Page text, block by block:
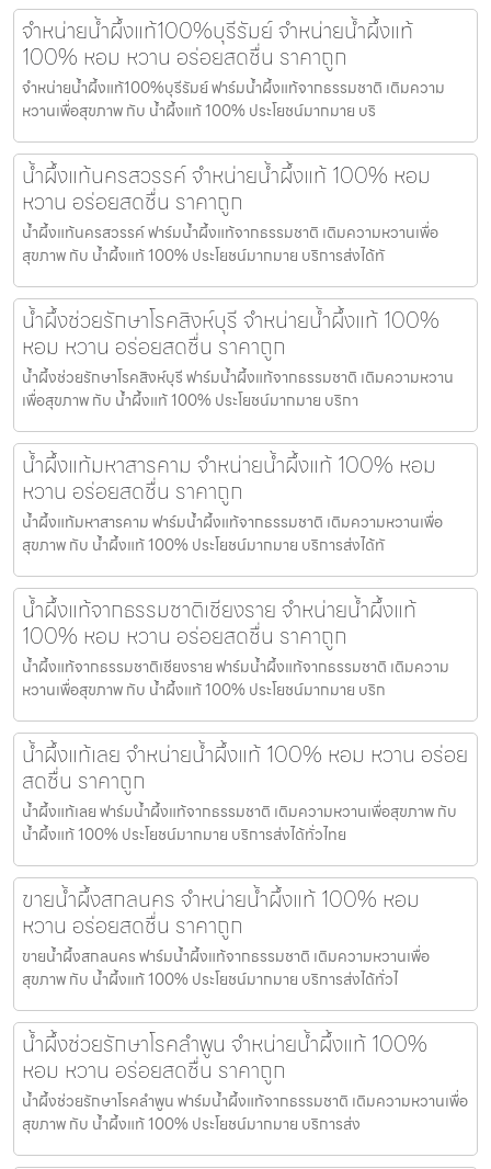
จำหน่ายน้ำผึ้งแท้100%บุรีรัมย์ จำหน่ายน้ำผึ้งแท้
100% หอม หวาน อร่อยสดชื่น ราคาถูก
จำหน่ายน้ำผึ้งแท้100%บุรีรัมย์ ฟาร์มน้ำผึ้งแท้จากธรรมชาติ เติมความ
หวานเพื่อสุขภาพ กับ น้ำผึ้งแท้ 100% ประโยชน์มากมาย บริ
น้ำผึ้งแท้นครสวรรค์ จำหน่ายน้ำผึ้งแท้ 100% หอม
หวาน อร่อยสดชื่น ราคาถูก
น้ำผึ้งแท้นครสวรรค์ ฟาร์มน้ำผึ้งแท้จากธรรมชาติ เติมความหวานเพื่อ
สุขภาพ กับ น้ำผึ้งแท้ 100% ประโยชน์มากมาย บริการส่งได้ทั
น้ำผึ้งช่วยรักษาโรคสิงห์บุรี จำหน่ายน้ำผึ้งแท้ 100%
หอม หวาน อร่อยสดชื่น ราคาถูก
น้ำผึ้งช่วยรักษาโรคสิงห์บุรี ฟาร์มน้ำผึ้งแท้จากธรรมชาติ เติมความหวาน
เพื่อสุขภาพ กับ น้ำผึ้งแท้ 100% ประโยชน์มากมาย บริกา
น้ำผึ้งแท้มหาสารคาม จำหน่ายน้ำผึ้งแท้ 100% หอม
หวาน อร่อยสดชื่น ราคาถูก
น้ำผึ้งแท้มหาสารคาม ฟาร์มน้ำผึ้งแท้จากธรรมชาติ เติมความหวานเพื่อ
สุขภาพ กับ น้ำผึ้งแท้ 100% ประโยชน์มากมาย บริการส่งได้ทั
น้ำผึ้งแท้จากธรรมชาติเชียงราย จำหน่ายน้ำผึ้งแท้
100% หอม หวาน อร่อยสดชื่น ราคาถูก
น้ำผึ้งแท้จากธรรมชาติเชียงราย ฟาร์มน้ำผึ้งแท้จากธรรมชาติ เติมความ
หวานเพื่อสุขภาพ กับ น้ำผึ้งแท้ 100% ประโยชน์มากมาย บริก
น้ำผึ้งแท้เลย จำหน่ายน้ำผึ้งแท้ 100% หอม หวาน อร่อย
สดชื่น ราคาถูก
น้ำผึ้งแท้เลย ฟาร์มน้ำผึ้งแท้จากธรรมชาติ เติมความหวานเพื่อสุขภาพ กับ
น้ำผึ้งแท้ 100% ประโยชน์มากมาย บริการส่งได้ทั่วไทย
ขายน้ำผึ้งสกลนคร จำหน่ายน้ำผึ้งแท้ 100% หอม
หวาน อร่อยสดชื่น ราคาถูก
ขายน้ำผึ้งสกลนคร ฟาร์มน้ำผึ้งแท้จากธรรมชาติ เติมความหวานเพื่อ
สุขภาพ กับ น้ำผึ้งแท้ 100% ประโยชน์มากมาย บริการส่งได้ทั่วไ
น้ำผึ้งช่วยรักษาโรคลำพูน จำหน่ายน้ำผึ้งแท้ 100%
หอม หวาน อร่อยสดชื่น ราคาถูก
น้ำผึ้งช่วยรักษาโรคลำพูน ฟาร์มน้ำผึ้งแท้จากธรรมชาติ เติมความหวานเพื่อ
สุขภาพ กับ น้ำผึ้งแท้ 100% ประโยชน์มากมาย บริการส่ง